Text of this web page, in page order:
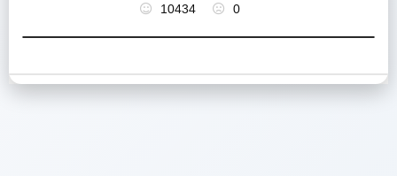
10434 0